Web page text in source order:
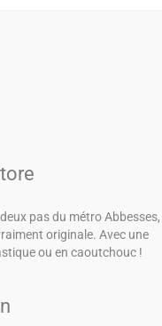
pas du métro Abbesses,
originale. Avec une
ou en caoutchouc !